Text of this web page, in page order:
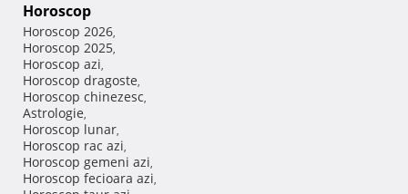
Horoscop
Horoscop 2026,
Horoscop 2025,
Horoscop azi,
Horoscop dragoste,
Horoscop chinezesc,
Astrologie,
Horoscop lunar,
Horoscop rac azi,
Horoscop gemeni azi,
Horoscop fecioara azi,